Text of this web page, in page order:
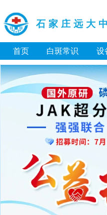
石家庄远大
首页 白斑常识 设